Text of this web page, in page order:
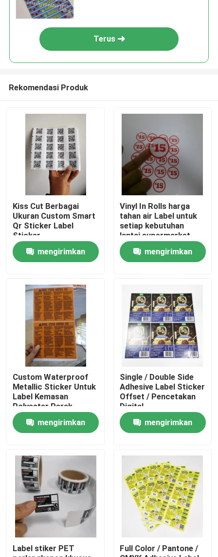
Tentang kita
Kontak
Produk
Stiker label perekat
Stiker label kemasan
Label Ritel Kustom
Label Perekat Makanan
Label Botol Minuman
Label Kosmetik Tahan Air
Terus
Rekomendasi Produk
Kiss Cut Berbagai
Ukuran Custom Smart
Qr Sticker Label
Sticker
mengirimkan
Vinyl In Rolls harga
tahan air Label untuk
setiap kebutuhan
lantai,supermarket
mengirimkan
Custom Waterproof
Metallic Sticker Untuk
Label Kemasan
Polyester Perak
mengirimkan
Single / Double Side
Adhesive Label Sticker
Offset / Pencetakan
Digital
mengirimkan
Label stiker PET
Full Color / Pantone /